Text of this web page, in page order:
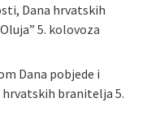
Dana hrvatskih
5. kolovoza
Dana pobjede i
hrvatskih branitelja 5.